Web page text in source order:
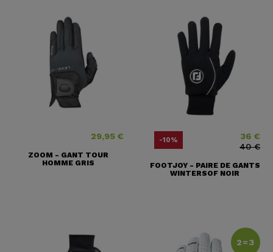
Prix
29,95 €
ZOOM - GANT TOUR
HOMME GRIS
-10% 36 €
Prix
40 €
FOOTJOY - PAIRE DE GANTS
WINTERSOF NOIR
2=3